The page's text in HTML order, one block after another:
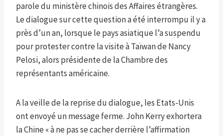
parole du ministère chinois des Affaires étrangères.
Le dialogue sur cette question a été interrompu il y a
près d’un an, lorsque le pays asiatique l’a suspendu
pour protester contre la visite à Taïwan de Nancy
Pelosi, alors présidente de la Chambre des
représentants américaine.
A la veille de la reprise du dialogue, les Etats-Unis
ont envoyé un message ferme. John Kerry exhortera
la Chine « à ne pas se cacher derrière l’affirmation